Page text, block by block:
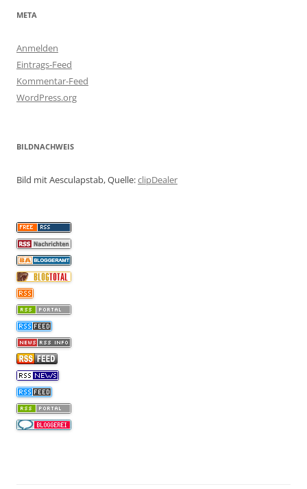
META
Anmelden
Eintrags-Feed
Kommentar-Feed
WordPress.org
BILDNACHWEIS
Bild mit Aesculapstab, Quelle:clipDealer